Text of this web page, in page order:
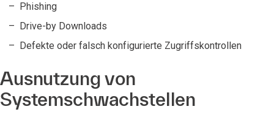
Phishing
Drive-by Downloads
Defekte oder falsch konfigurierte Zugriffskontrollen
Ausnutzung von
Systemschwachstellen